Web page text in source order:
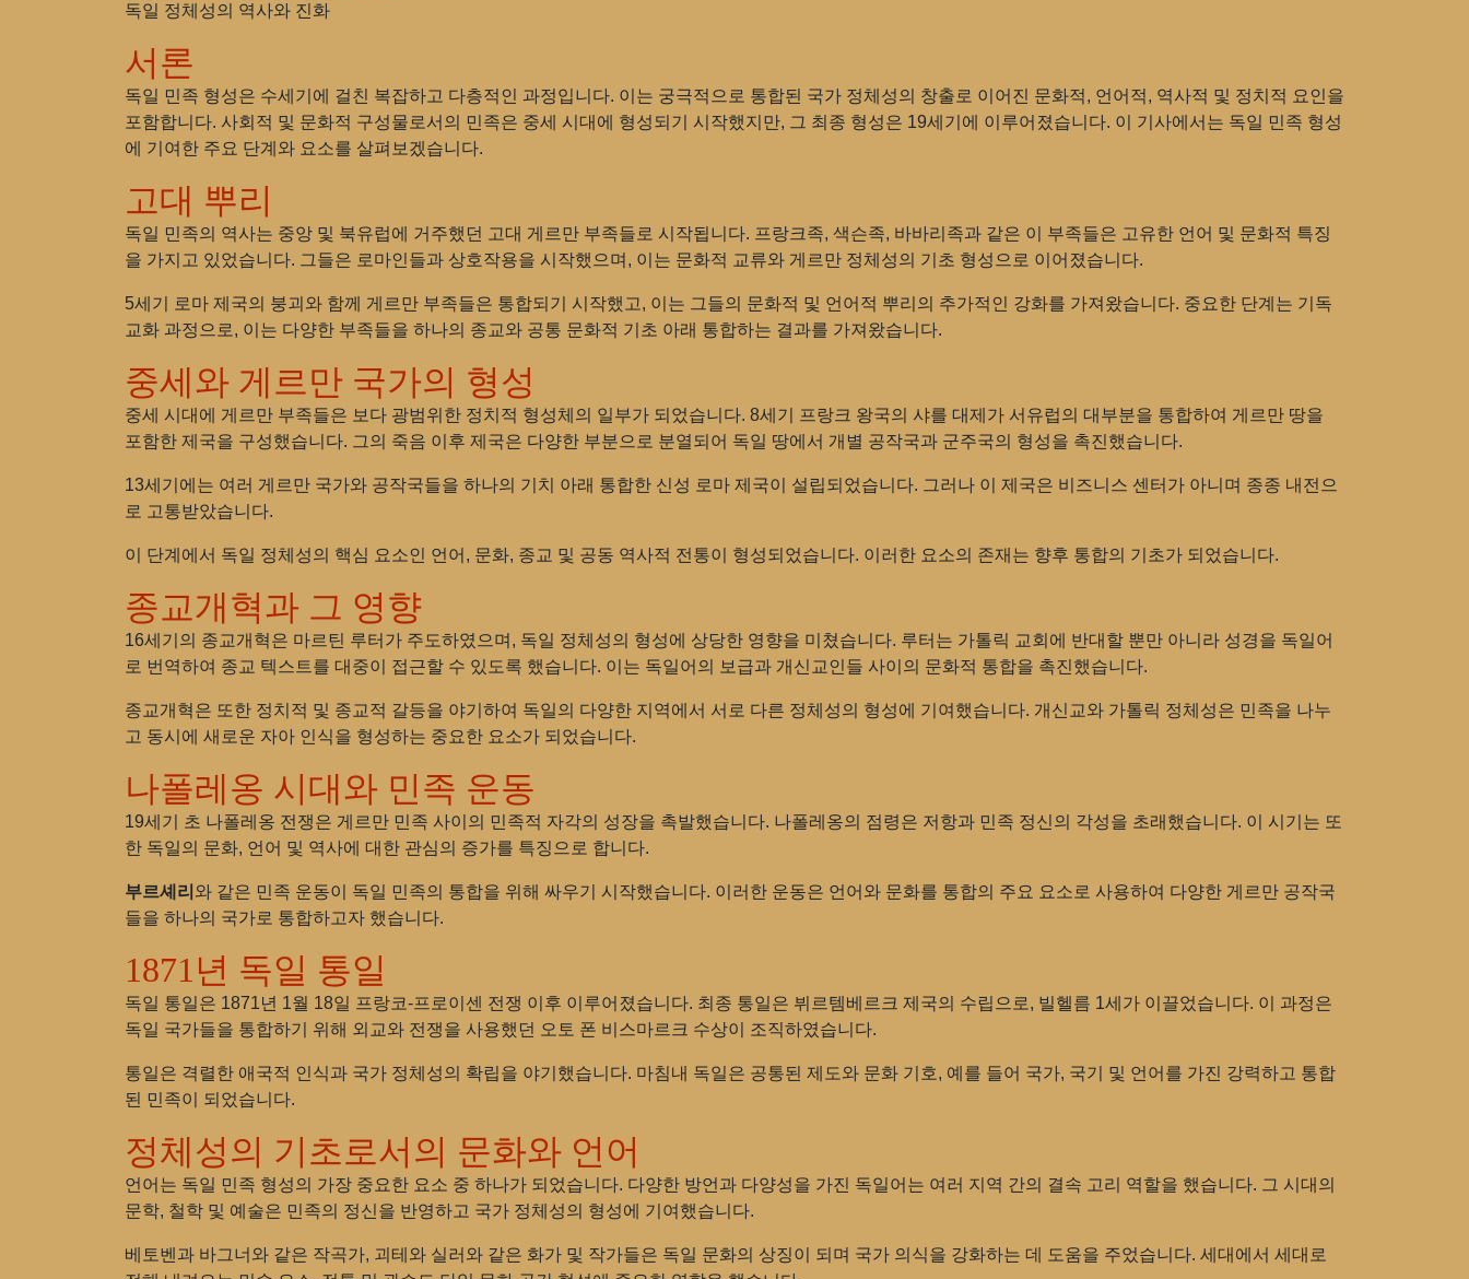
독일 정체성의 역사와 진화
서론
독일 민족 형성은 수세기에 걸친 복잡하고 다층적인 과정입니다. 이는 궁극적으로 통합된 국가 정체성의 창출로 이어진 문화적, 언어적, 역사적 및 정치적 요인을
포함합니다. 사회적 및 문화적 구성물로서의 민족은 중세 시대에 형성되기 시작했지만, 그 최종 형성은 19세기에 이루어졌습니다. 이 기사에서는 독일 민족 형성
에 기여한 주요 단계와 요소를 살펴보겠습니다.
고대 뿌리
독일 민족의 역사는 중앙 및 북유럽에 거주했던 고대 게르만 부족들로 시작됩니다. 프랑크족, 색슨족, 바바리족과 같은 이 부족들은 고유한 언어 및 문화적 특징
을 가지고 있었습니다. 그들은 로마인들과 상호작용을 시작했으며, 이는 문화적 교류와 게르만 정체성의 기초 형성으로 이어졌습니다.
5세기 로마 제국의 붕괴와 함께 게르만 부족들은 통합되기 시작했고, 이는 그들의 문화적 및 언어적 뿌리의 추가적인 강화를 가져왔습니다. 중요한 단계는 기독
교화 과정으로, 이는 다양한 부족들을 하나의 종교와 공통 문화적 기초 아래 통합하는 결과를 가져왔습니다.
중세와 게르만 국가의 형성
중세 시대에 게르만 부족들은 보다 광범위한 정치적 형성체의 일부가 되었습니다. 8세기 프랑크 왕국의 샤를 대제가 서유럽의 대부분을 통합하여 게르만 땅을
포함한 제국을 구성했습니다. 그의 죽음 이후 제국은 다양한 부분으로 분열되어 독일 땅에서 개별 공작국과 군주국의 형성을 촉진했습니다.
13세기에는 여러 게르만 국가와 공작국들을 하나의 기치 아래 통합한 신성 로마 제국이 설립되었습니다. 그러나 이 제국은 비즈니스 센터가 아니며 종종 내전으
로 고통받았습니다.
이 단계에서 독일 정체성의 핵심 요소인 언어, 문화, 종교 및 공동 역사적 전통이 형성되었습니다. 이러한 요소의 존재는 향후 통합의 기초가 되었습니다.
종교개혁과 그 영향
16세기의 종교개혁은 마르틴 루터가 주도하였으며, 독일 정체성의 형성에 상당한 영향을 미쳤습니다. 루터는 가톨릭 교회에 반대할 뿐만 아니라 성경을 독일어
로 번역하여 종교 텍스트를 대중이 접근할 수 있도록 했습니다. 이는 독일어의 보급과 개신교인들 사이의 문화적 통합을 촉진했습니다.
종교개혁은 또한 정치적 및 종교적 갈등을 야기하여 독일의 다양한 지역에서 서로 다른 정체성의 형성에 기여했습니다. 개신교와 가톨릭 정체성은 민족을 나누
고 동시에 새로운 자아 인식을 형성하는 중요한 요소가 되었습니다.
나폴레옹 시대와 민족 운동
19세기 초 나폴레옹 전쟁은 게르만 민족 사이의 민족적 자각의 성장을 촉발했습니다. 나폴레옹의 점령은 저항과 민족 정신의 각성을 초래했습니다. 이 시기는 또
한 독일의 문화, 언어 및 역사에 대한 관심의 증가를 특징으로 합니다.
부르셰리 와 같은 민족 운동이 독일 민족의 통합을 위해 싸우기 시작했습니다. 이러한 운동은 언어와 문화를 통합의 주요 요소로 사용하여 다양한 게르만 공작국
들을 하나의 국가로 통합하고자 했습니다.
1871년 독일 통일
독일 통일은 1871년 1월 18일 프랑코-프로이센 전쟁 이후 이루어졌습니다. 최종 통일은 뷔르템베르크 제국의 수립으로, 빌헬름 1세가 이끌었습니다. 이 과정은
독일 국가들을 통합하기 위해 외교와 전쟁을 사용했던 오토 폰 비스마르크 수상이 조직하였습니다.
통일은 격렬한 애국적 인식과 국가 정체성의 확립을 야기했습니다. 마침내 독일은 공통된 제도와 문화 기호, 예를 들어 국가, 국기 및 언어를 가진 강력하고 통합
된 민족이 되었습니다.
정체성의 기초로서의 문화와 언어
언어는 독일 민족 형성의 가장 중요한 요소 중 하나가 되었습니다. 다양한 방언과 다양성을 가진 독일어는 여러 지역 간의 결속 고리 역할을 했습니다. 그 시대의
문학, 철학 및 예술은 민족의 정신을 반영하고 국가 정체성의 형성에 기여했습니다.
베토벤과 바그너와 같은 작곡가, 괴테와 실러와 같은 화가 및 작가들은 독일 문화의 상징이 되며 국가 의식을 강화하는 데 도움을 주었습니다. 세대에서 세대로